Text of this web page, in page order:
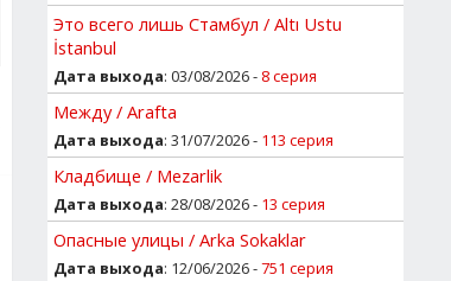
Это всего лишь Стамбул / Altı Ustu
İstanbul
Дата выхода: 03/08/2026 - 8 серия
Между / Arafta
Дата выхода: 31/07/2026 - 113 серия
Кладбище / Mezarlik
Дата выхода: 28/08/2026 - 13 серия
Опасные улицы / Arka Sokaklar
Дата выхода: 12/06/2026 -751 серия